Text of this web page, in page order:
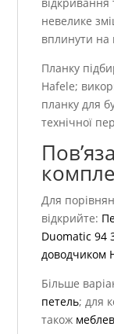
невелике
вплинути на
Планку
Hafele;
планку для
технічної
Для
відкрийте:
Duomatic 94
доводчиком
Більше
петель; для
також